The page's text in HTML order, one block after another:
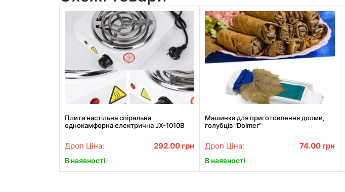
Плита настільна спіральна
однокамфорна електрична JX-1010B
Дроп Ціна: 292.00 грн
В наявності
Машинка для приготовлення долми,
голубців "Dolmer"
Дроп Ціна: 74.00 грн
В наявності